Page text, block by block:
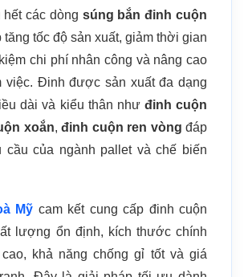
các dòng súng bắn đinh cuộn
tăng tốc độ sản xuất, giảm thời gian
chi phí nhân công và nâng cao
việc. Đinh được sản xuất đa dạng
dài và kiểu thân như đinh cuộn
xoắn, đinh cuộn ren vòng đáp
cầu của ngành pallet và chế biến
Mỹ cam kết cung cấp đinh cuộn
lượng ổn định, kích thước chính
khả năng chống gỉ tốt và giá